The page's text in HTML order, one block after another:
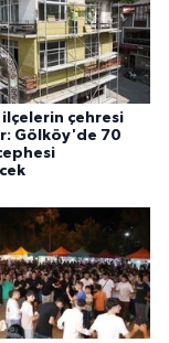
çehresi
Gölköy'de 70